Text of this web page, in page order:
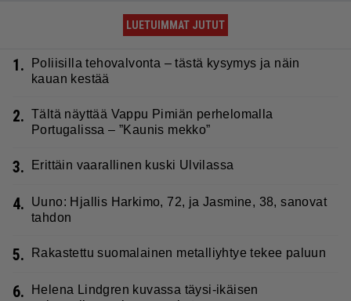
LUETUIMMAT JUTUT
1.
Poliisilla tehovalvonta – tästä kysymys ja näin
kauan kestää
2. Tältä näyttää Vappu Pimiän perhelomalla
Portugalissa – ”Kaunis mekko”
3. Erittäin vaarallinen kuski Ulvilassa
4.
Uuno: Hjallis Harkimo, 72, ja Jasmine, 38, sanovat
tahdon
5. Rakastettu suomalainen metalliyhtye tekee paluun
6.
Helena Lindgren kuvassa täysi-ikäisen